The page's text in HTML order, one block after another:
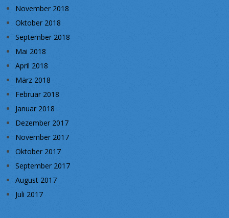
November 2018
Oktober 2018
September 2018
Mai 2018
April 2018
März 2018
Februar 2018
Januar 2018
Dezember 2017
November 2017
Oktober 2017
September 2017
August 2017
Juli 2017